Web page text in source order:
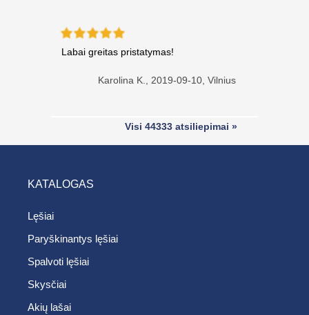
Labai greitas pristatymas!
Karolina K., 2019-09-10, Vilnius
Visi 44333 atsiliepimai »
KATALOGAS
Lęšiai
Paryškinantys lęšiai
Spalvoti lęšiai
Skysčiai
Akių lašai